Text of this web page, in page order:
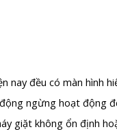
nay đều có màn hình
ngừng hoạt động
giặt không ổn định